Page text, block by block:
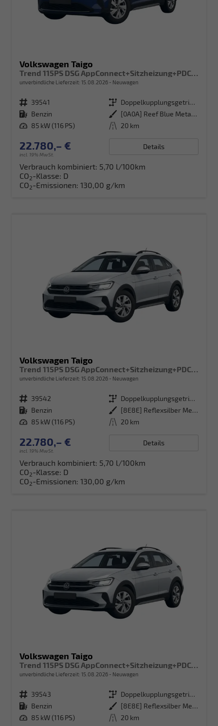
Volkswagen Taigo
Trend 115PS DSG AppConnect+Sitzheizung+PDC+Alu16+LED+DAB+FrontAssist
unverbindliche Lieferzeit: 15.08.2026 Neuwagen
Fahrzeugnr. 39541 Getriebe
Doppelkupplungsgetriebe (DSG)
Kraftstoff Benzin Außenfarbe
[0A0A] Reef Blue Metallic
Leistung 85 kW (116 PS) Kilometerstand 20 km
22.780,– €
incl. 19% MwSt.
Details
Verbrauch kombiniert: 5,70 l/100km
CO2-Klasse: D
CO2-Emissionen: 130,00 g/km
Volkswagen Taigo
unverbindliche Lieferzeit: 15.08.2026 Neuwagen
Fahrzeugnr. 39542 Getriebe
Doppelkupplungsgetriebe (DSG)
Kraftstoff Benzin Außenfarbe
[8E8E] Reflexsilber Metallic
Leistung 85 kW (116 PS) Kilometerstand 20 km
22.780,– €
incl. 19% MwSt.
Details
Verbrauch kombiniert: 5,70 l/100km
CO2-Klasse: D
CO2-Emissionen: 130,00 g/km
Volkswagen Taigo
Trend 115PS DSG AppConnect+Sitzheizung+PDC+Alu16+LED+DAB+FrontAssist
unverbindliche Lieferzeit: 15.08.2026 Neuwagen
Fahrzeugnr. 39543 Getriebe
Doppelkupplungsgetriebe (DSG)
Kraftstoff Benzin Außenfarbe
[8E8E] Reflexsilber Metallic
Leistung 85 kW (116 PS) Kilometerstand 20 km